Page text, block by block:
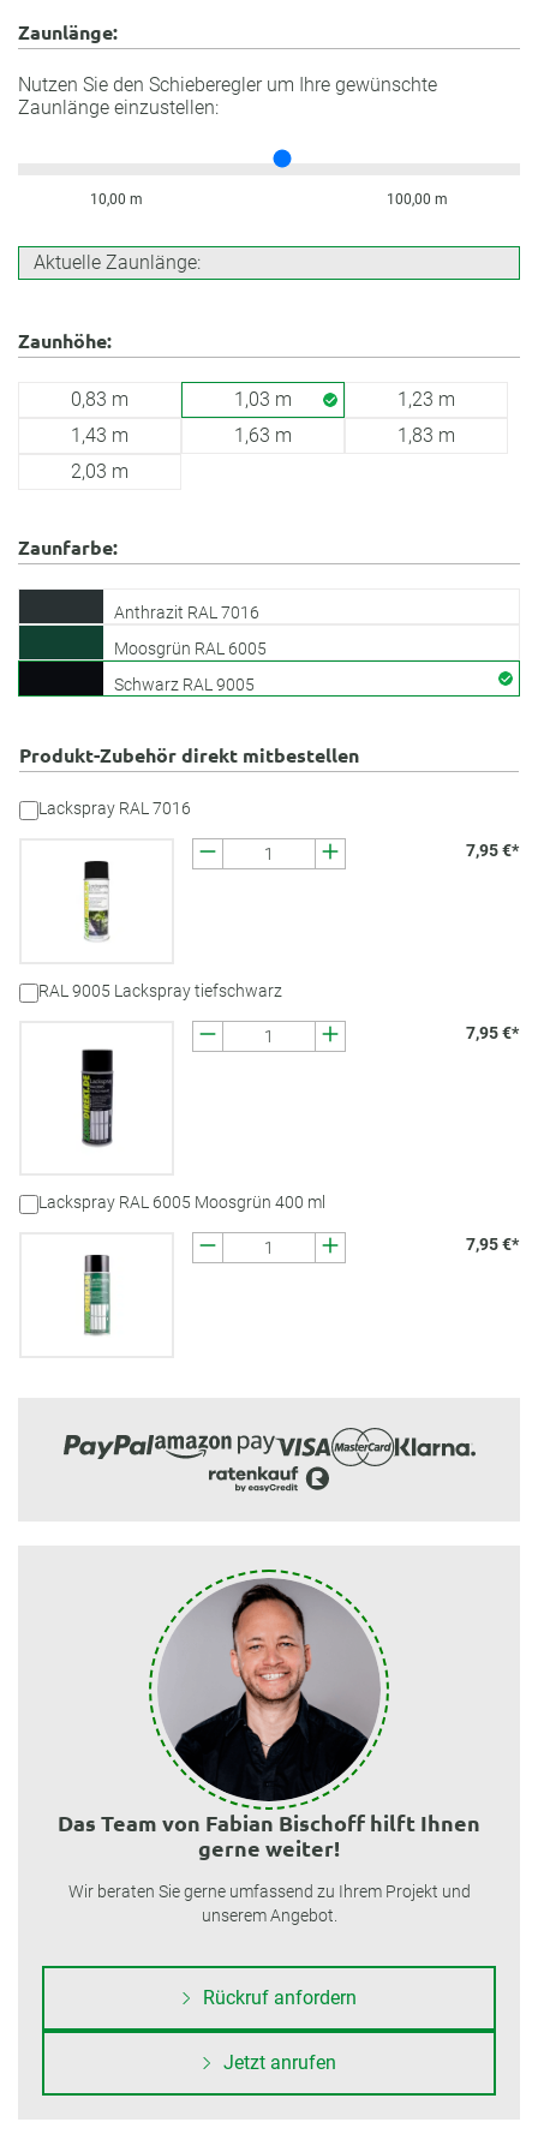
Zaunlänge:
Nutzen Sie den Schieberegler um Ihre gewünschte
Zaunlänge einzustellen:
Aktuelle Zaunlänge:
10,00 m 100,00 m
Zaunhöhe:
0,83 m 1,03 m
1,23 m
1,43 m
1,63 m
1,83 m
2,03 m
Zaunfarbe:
Anthrazit RAL 7016
Moosgrün RAL 6005
Schwarz RAL 9005
Produkt-Zubehör direkt mitbestellen
Lackspray RAL 7016
7,95 €*
RAL 9005 Lackspray tiefschwarz
7,95 €*
Lackspray RAL 6005 Moosgrün 400 ml
7,95 €*
Das Team von Fabian Bischoff hilft Ihnen
gerne weiter!
Wir beraten Sie gerne umfassend zu Ihrem Projekt und
unserem Angebot.
Rückruf anfordern
Jetzt anrufen